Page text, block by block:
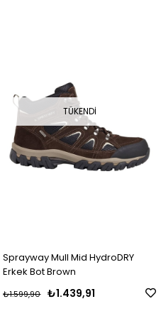
TÜKENDI
Sprayway Mull Mid HydroDRY
Erkek Bot Brown
₺1.439,91
₺1.599,90